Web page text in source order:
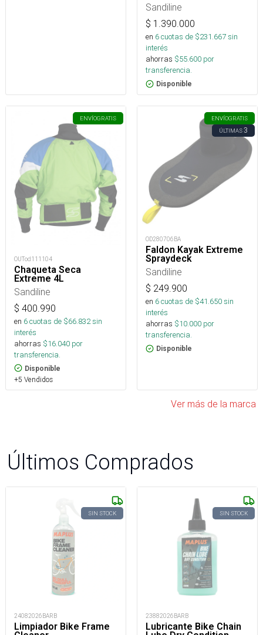
Sandiline
$ 1.390.000
en 6cuotas de $231.667sin
interés
ahorras $55.600 por
transferencia.
Disponible
ENVÍOGRATIS
OUTod111104
Chaqueta Seca
Extreme 4L
Sandiline
$ 400.990
en 6cuotas de $66.832sin
interés
ahorras $16.040 por
transferencia.
Disponible
+5 Vendidos
ENVÍOGRATIS
ÚLTIMAS3
OD280706BA
Faldon Kayak Extreme
Spraydeck
Sandiline
$ 249.900
en 6cuotas de $41.650sin
interés
ahorras $10.000 por
transferencia.
Disponible
Ver más de la marca
Últimos Comprados
SIN STOCK
24082026BARB
Limpiador Bike Frame
SIN STOCK
23882026BARB
Lubricante Bike Chain